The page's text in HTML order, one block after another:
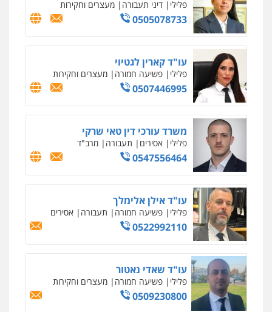
וחקירות
0542255161
גל דהן – משרד עורך דין פלילי
פלילי פשיעה חמורה סמים מעצרים
וחקירות
0544723840
עו"ד ראוף נג'אר
פלילי עורכי דין לענייני אסירים מעצרים
סמים רכוש
0548009246
דוד אפרים משרד עורכי דין
פלילי צווארון לבן מס הכנסה מע"מ
0506209859
עדי כרמלי – חברת עו"ד
פלילי כלכלי עורכי דין לענייני אסירים
0525060666